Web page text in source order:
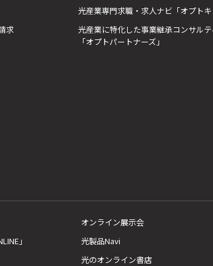
求
光産業専門求職・求人ナビ「オプトキ
光産業に特化した事業継承コンサル
「オプトパートナーズ」
」
オンライン展示会
光製品Navi
光のオンライン書店